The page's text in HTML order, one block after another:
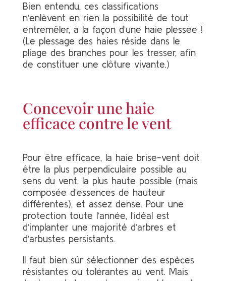
Bien entendu, ces classifications
n’enlèvent en rien la possibilité de tout
entremêler, à la façon d’une haie plessée !
(Le plessage des haies réside dans le
pliage des branches pour les tresser, afin
de constituer une clôture vivante.)
Concevoir une haie
efficace contre le vent
Pour être efficace, la haie brise-vent doit
être la plus perpendiculaire possible au
sens du vent, la plus haute possible (mais
composée d’essences de hauteur
différentes), et assez dense. Pour une
protection toute l’année, l’idéal est
d’implanter une majorité d’arbres et
d’arbustes persistants.
Il faut bien sûr sélectionner des espèces
résistantes ou tolérantes au vent. Mais